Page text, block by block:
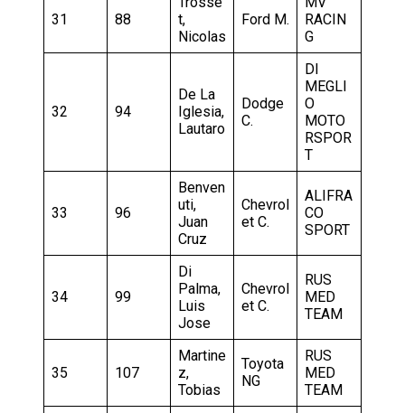
31 88
t,
Nicolas
Ford M.
RACIN
G
32 94
De La
Iglesia,
Lautaro
Dodge
C.
DI
MEGLI
O
MOTO
RSPOR
T
33 96
Benven
uti,
Juan
Cruz
Chevrol
et C.
ALIFRA
CO
SPORT
34 99
Di
Palma,
Luis
Jose
Chevrol
et C.
RUS
MED
TEAM
35 107
Martine
z,
Tobias
Toyota
NG
RUS
MED
TEAM